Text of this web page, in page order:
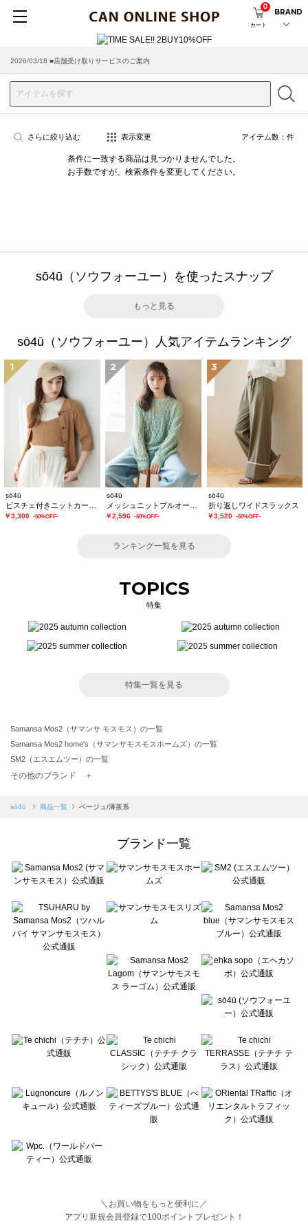
カート
0
BRAND
2026/03/18 ■店舗受け取りサービスのご案内
さらに絞り込む 表示変更 アイテム数： 件
条件に一致する商品は見つかりませんでした。
お手数ですが、検索条件を変更してください。
sō4ū（ソウフォーユー）を使ったスナップ
もっと見る
sō4ū（ソウフォーユー）人気アイテムランキング
1
sō4ū
￥3,300 -60%OFF-
2
sō4ū
￥2,596 -60%OFF-
3
sō4ū
折り返しワイドスラックス
￥3,520 -60%OFF-
ランキング一覧を見る
TOPICS
特集
特集一覧を見る
Samansa Mos2（サマンサ モスモス）の一覧
Samansa Mos2 home's（サマンサモスモスホームズ）の一覧
SM2（エスエムツー）の一覧
TSUHARU by Samansa Mos2（ツハルバイサマンサモスモス）の一覧
Samansa Mos2 blue（サマンサモスモス ブルー）の一覧
Te chichi（テチチ）の一覧
Te chichi CLASSIC（テチチ クラシック）の一覧
Lugnoncure（ルノンキュール）の一覧
BETTY'S BLUE（べティーズブルー）の一覧
Wpc.（ワールドパーティー）の一覧
その他のブランド ＋
sō4ū 商品一覧 ベージュ/薄茶系
ブランド一覧
＼お買い物をもっと便利に／
アプリ新規会員登録で100ポイントプレゼント！